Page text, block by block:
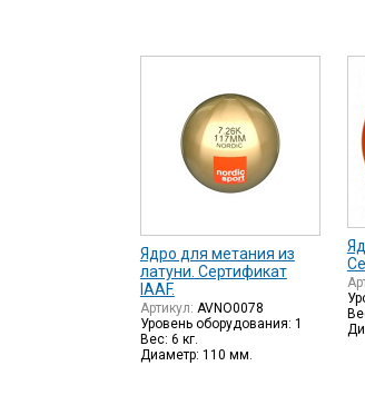
Ядро для метания из
латуни. Сертификат
IAAF.
Артикул: AVNO0078
Уровень оборудования: 1
Вес: 6 кг.
Диаметр: 110 мм.